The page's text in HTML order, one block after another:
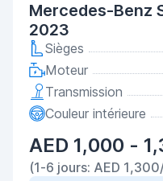
Mercedes-Benz
2023
Sièges
Moteur
Transmission
Couleur intérieure
AED 1,000 -
(1-6 jours: AED